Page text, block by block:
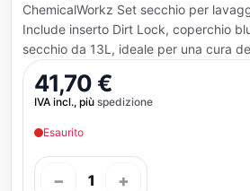
ChemicalWorkz Set secchio per
Include inserto Dirt Lock, coperchio
secchio da 13L, ideale per una cura
41,70 €
IVA incl., più spedizione
Esaurito
− 1 +